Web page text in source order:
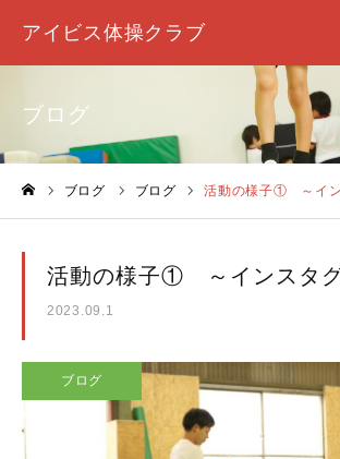
アイビス体操クラブ
ブログ
ブログ ブログ 活動の様子① ～イン
活動の様子① ～インスタグ
2023.09.1
ブログ